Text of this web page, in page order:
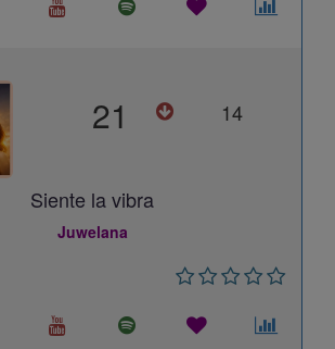
21 14
Siente la vibra
Juwelana